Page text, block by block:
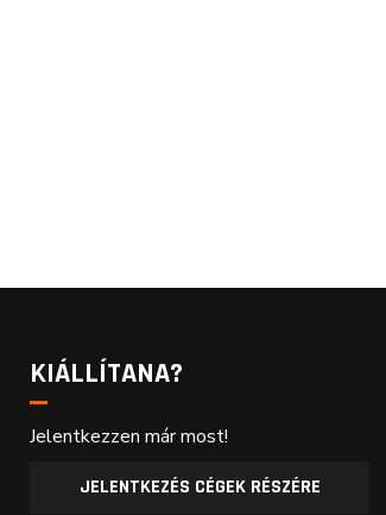
KIÁLLÍTANA?
Jelentkezzen már most!
JELENTKEZÉS CÉGEK RÉSZÉRE